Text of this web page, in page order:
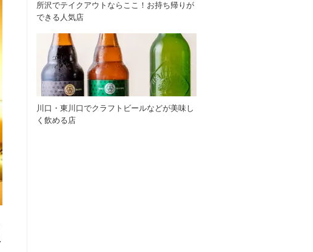
所沢でテイクアウトならここ！お持ち帰りが
できる人気店
川口・東川口でクラフトビールなどが美味し
く飲める店